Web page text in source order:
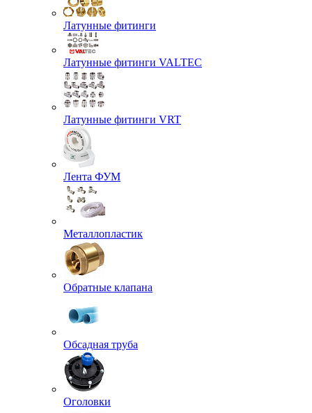
Латунные фитинги
Латунные фитинги VALTEC
Латунные фитинги VRT
Лента ФУМ
Металлопластик
Обратные клапана
Обсадная труба
Оголовки